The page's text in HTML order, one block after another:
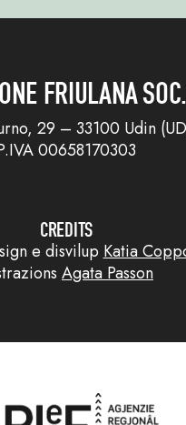
FRIULANA
29 – 33100 Udin
00658170303
CREDITS
e disvilup Katia
Agata Passon